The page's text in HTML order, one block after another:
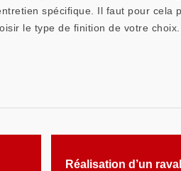
spécifique. Il faut pour cela
le type de finition de votre choix.
Réalisation d’un